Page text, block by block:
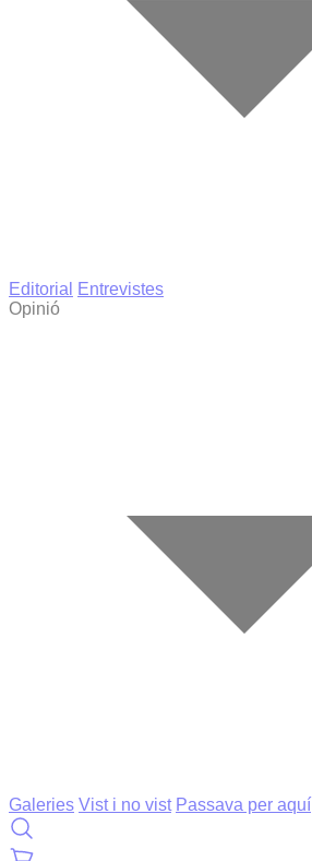
Editorial
Entrevistes
Opinió
Galeries Vist i no vist Passava per aquí